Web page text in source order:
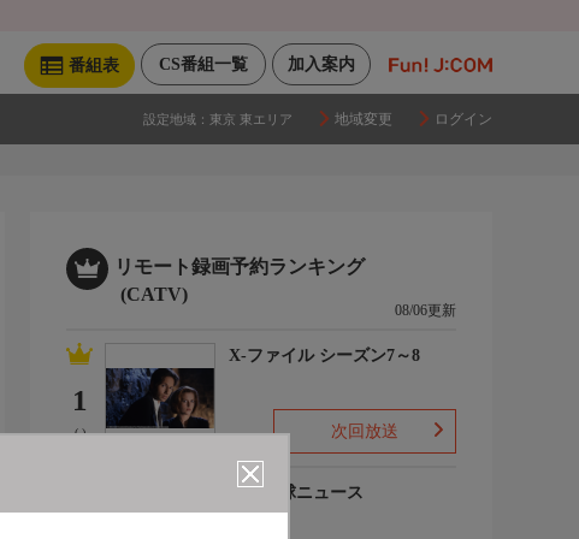
加入案内
CS番組一覧
番組表
設定地域： 東京 東エリア 地域変更 ログイン
リモート録画予約ランキング
(CATV)
08/06更新
1
(-)
X-ファイル シーズン7～8
次回放送
プロ野球ニュース